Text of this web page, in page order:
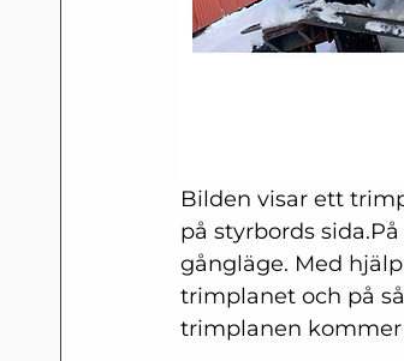
Bilden visar ett
på styrbords
gångläge. Med
trimplanet och på
trimplanen